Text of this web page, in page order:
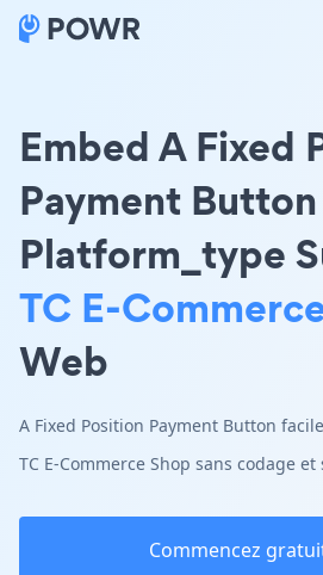
Embed A Fixed
Payment Button
Platform_type
TC E-
Web
A Fixed Position Payment Button
TC E-Commerce Shop sans codage et
Commencez